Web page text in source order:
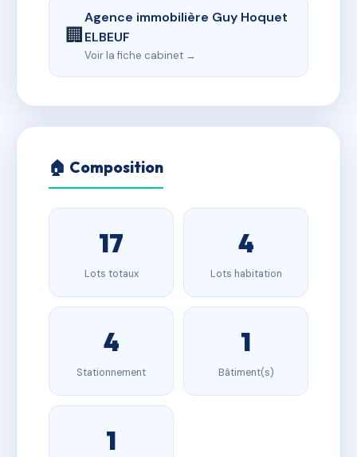
🏢
Agence immobilière Guy Hoquet
ELBEUF
Voir la fiche cabinet →
🏠 Composition
17
Lots totaux
4
Lots habitation
4
Stationnement
1
Bâtiment(s)
1